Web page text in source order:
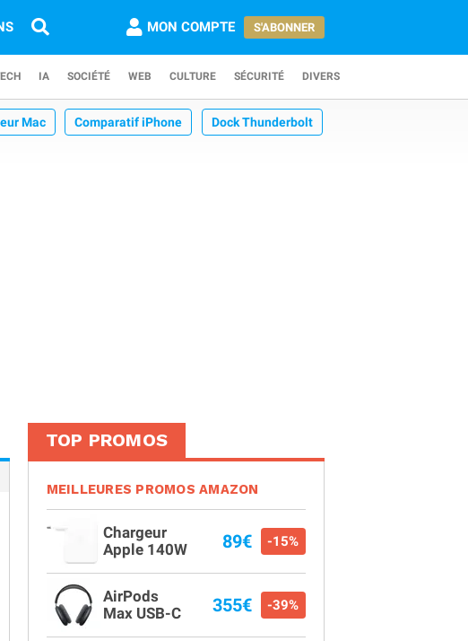
MON COMPTE S'ABONNER
IA SOCIÉTÉ WEB CULTURE SÉCURITÉ DIVERS
Mac Comparatif iPhone Dock Thunderbolt
TOP PROMOS
MEILLEURES PROMOS AMAZON
Chargeur
Apple 140W
89€ -15%
AirPods
Max USB-C
355€ -39%